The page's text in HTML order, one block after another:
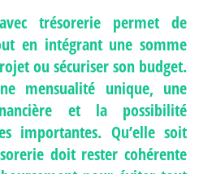
trésorerie permet de
en intégrant une somme
ou sécuriser son budget.
mensualité unique, une
et la possibilité
importantes. Qu’elle soit
doit rester cohérente